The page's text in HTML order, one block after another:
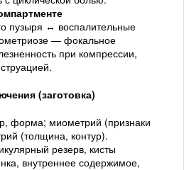
пузыря ↔ воспалительные
— фокальное
при компрессии,
(заготовка)
форма; миометрий (признаки
(толщина, контур).
резерв, кисты
внутреннее содержимое,